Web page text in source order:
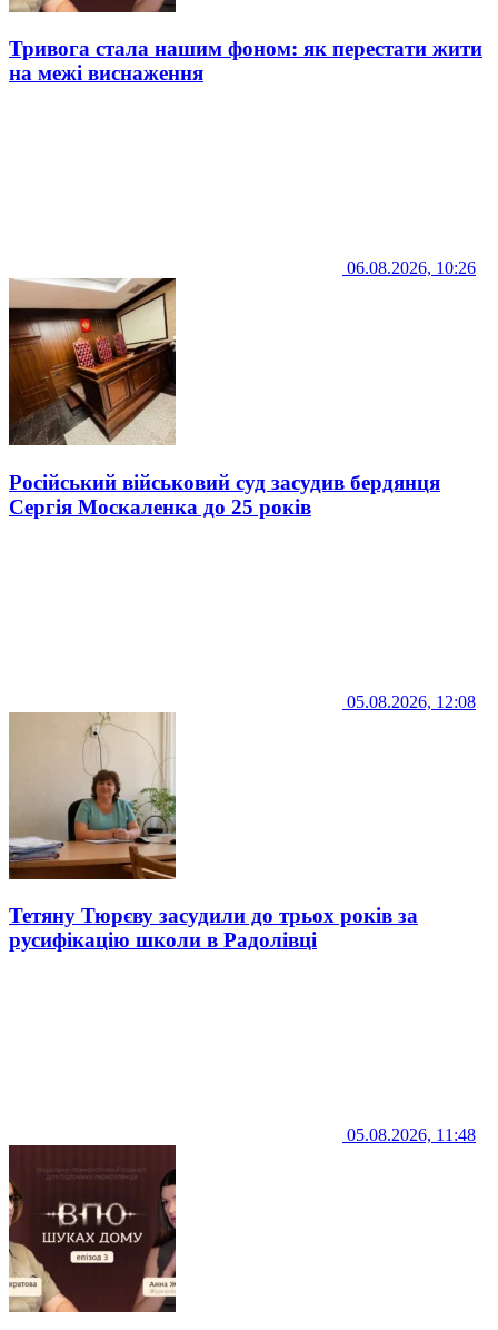
Тривога стала нашим фоном: як перестати жити
на межі виснаження
06.08.2026, 10:26
Російський військовий суд засудив бердянця
Сергія Москаленка до 25 років
05.08.2026, 12:08
Тетяну Тюрєву засудили до трьох років за
русифікацію школи в Радолівці
05.08.2026, 11:48